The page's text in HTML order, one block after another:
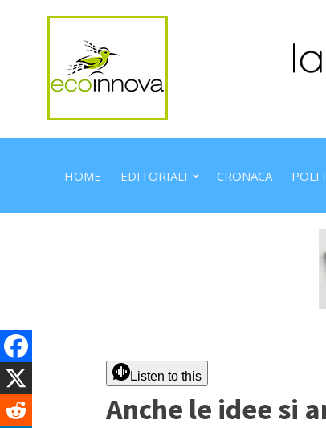
HOME EDITORIALI CRONACA
Listen to this
Anche le idee si